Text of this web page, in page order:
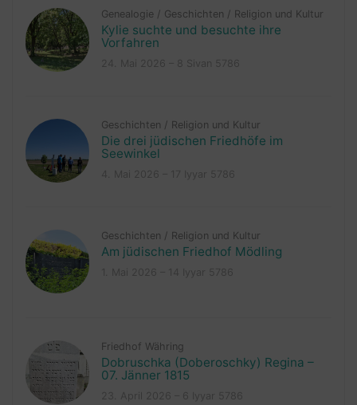
Genealogie / Geschichten / Religion und Kultur
Kylie suchte und besuchte ihre
Vorfahren
Geschichten / Religion und Kultur
Die drei jüdischen Friedhöfe im
Seewinkel
Geschichten / Religion und Kultur
Am jüdischen Friedhof Mödling
Friedhof Währing
Dobruschka (Doberoschky) Regina –
07. Jänner 1815